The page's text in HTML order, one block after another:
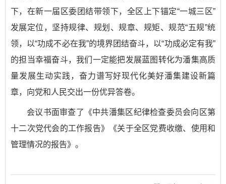
下，在新一届区委团结带领下，全区上下锚定“一城三区”
发展定位，坚持规律、规划、规章、规矩、规范“五规”统
领，以“功成不必在我”的境界团结奋斗，以“功成必定有我”
的担当幸福奋斗，我们一定能把发展蓝图转化为潘集高质
量发展生动实践，奋力谱写好现代化美好潘集建设新篇
章，向党和人民交出一份优异答卷。
会议书面审查了《中共潘集区纪律检查委员会向区第
十二次党代会的工作报告》《关于全区党费收缴、使用和
管理情况的报告》。